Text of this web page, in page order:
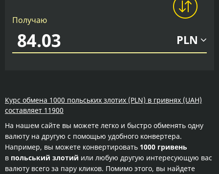
Получаю
PLN
Курс обмена 1000 польських злотих (PLN) в гривнях (UAH)
составляет 11900
На нашем сайте вы можете легко и быстро обменять одну
валюту на другую с помощью удобного конвертера.
Например, вы можете конвертировать 1000 гривень
в польський злотий или любую другую интересующую вас
валюту всего за пару кликов. Помимо этого, вы найдете